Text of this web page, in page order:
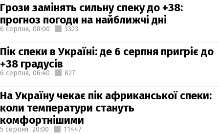
Грози замінять сильну спеку до +38:
прогноз погоди на найближчі дні
6 серпня, 08:00 3323
Пік спеки в Україні: де 6 серпня пригріє до
+38 градусів
6 серпня, 06:40 827
На Україну чекає пік африканської спеки:
коли температури стануть
комфортнішими
5 серпня, 20:00 11447